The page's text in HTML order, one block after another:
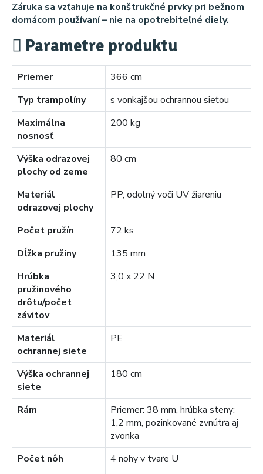
Záruka sa vzťahuje na konštrukčné prvky pri bežnom
domácom používaní – nie na opotrebiteľné diely.
Parametre produktu
Priemer
366 cm
Typ trampolíny
s vonkajšou ochrannou sieťou
Maximálna
nosnosť
200 kg
Výška odrazovej
plochy od zeme
80 cm
Materiál
odrazovej plochy
PP, odolný voči UV žiareniu
Počet pružín
72 ks
Dĺžka pružiny
135 mm
Hrúbka
pružinového
drôtu/počet
závitov
3,0 x 22 N
Materiál
ochrannej siete
PE
Výška ochrannej
siete
180 cm
Rám
Priemer: 38 mm, hrúbka steny:
1,2 mm, pozinkované zvnútra aj
zvonka
Počet nôh
4 nohy v tvare U